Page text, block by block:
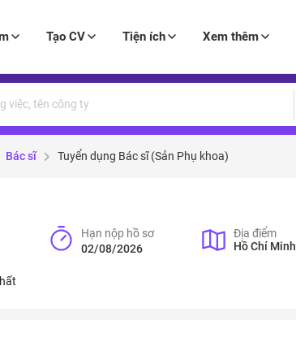
Tạo CV Tiện ích Xem thêm
Bác sĩ Tuyển dụng Bác sĩ (Sản Phụ khoa)
Hạn nộp hồ sơ
02/08/2026
Địa điểm
Hồ Chí Minh